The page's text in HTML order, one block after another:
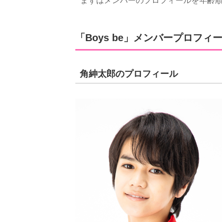
「Boys be」メンバープロフィ
角紳太郎のプロフィール